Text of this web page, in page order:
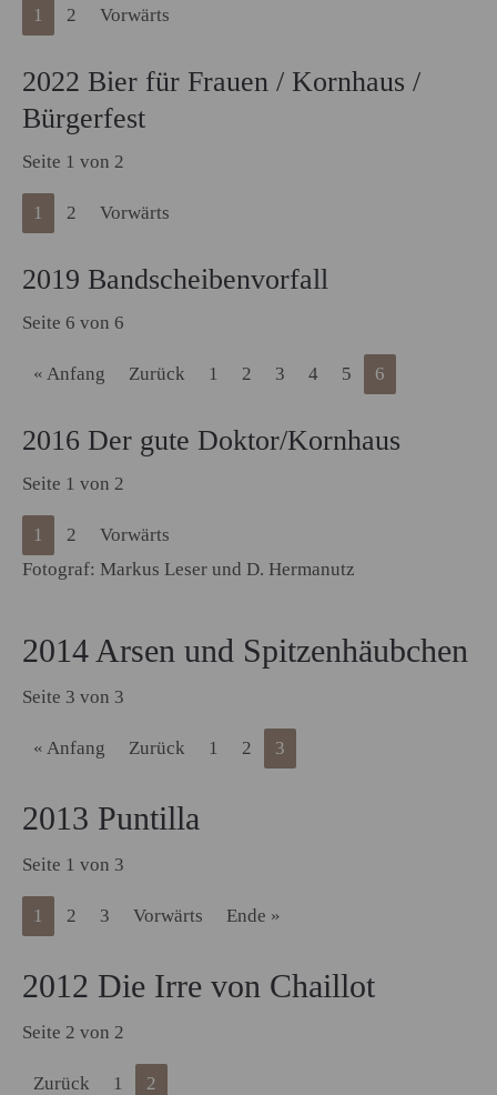
1 2 Vorwärts
2022 Bier für Frauen / Kornhaus /
Bürgerfest
Seite 1 von 2
1 2 Vorwärts
2019 Bandscheibenvorfall
Seite 6 von 6
« Anfang Zurück 1 2 3 4 5 6
2016 Der gute Doktor/Kornhaus
Seite 1 von 2
1 2
Vorwärts
Fotograf: Markus Leser und D. Hermanutz
2014 Arsen und Spitzenhäubchen
Seite 3 von 3
« Anfang Zurück 1 2 3
2013 Puntilla
Seite 1 von 3
1 2 3 Vorwärts Ende »
2012 Die Irre von Chaillot
Seite 2 von 2
Zurück 1 2